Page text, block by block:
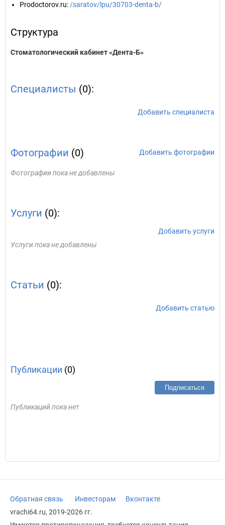
Prodoctorov.ru: /saratov/lpu/30703-denta-b/
Структура
Стоматологический кабинет «Дента-Б»
Специалисты (0):
Добавить специалиста
Фотографии (0) Добавить фотографии
Фотографии пока не добавлены
Услуги (0):
Добавить услуги
Услуги пока не добавлены
Статьи (0):
Добавить статью
Публикации (0)
Подписаться
Публикаций пока нет
Обратная связь Инвесторам
Вконтакте
vrachi64.ru, 2019-2026 гг.